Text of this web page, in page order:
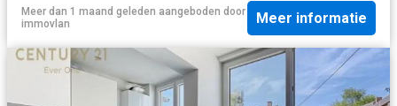
Meer dan 1 maand geleden aangeboden door
immovlan
Meer informatie